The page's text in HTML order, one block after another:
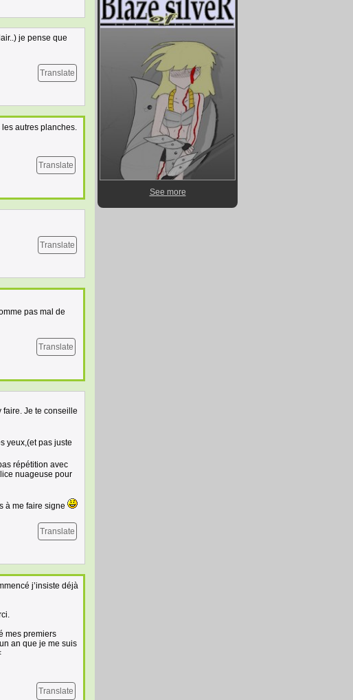
je pense que
Translate
autres planches.
Translate
Translate
pas mal de
Translate
faire. Je te conseille
yeux,(et pas juste
répétition avec
nuageuse pour
à me faire signe
Translate
j’insiste déjà
mes premiers
an que je me suis
Translate
See more